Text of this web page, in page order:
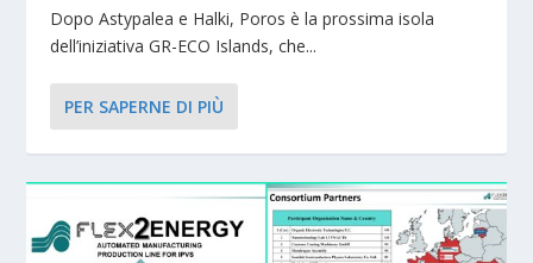
Dopo Astypalea e Halki, Poros è la prossima isola
dell’iniziativa GR-ECO Islands, che...
PER SAPERNE DI PIÙ